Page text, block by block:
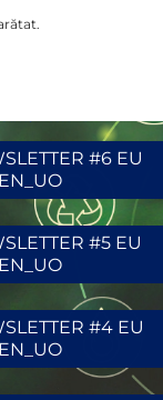
#6 EU
#5 EU
#4 EU